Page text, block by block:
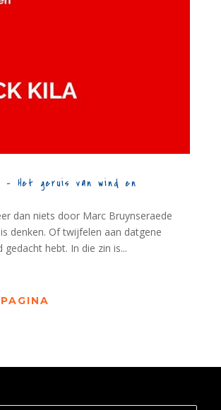
Het geruis van wind en
dan niets door Marc Bruynseraede
denken. Of twijfelen aan datgene
hebt. In die zin is...